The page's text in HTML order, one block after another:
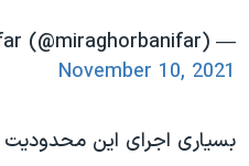
— Mira Ghorbanifar (@miraghorbanifar)
November 10, 2021
بسیاری اجرای این محدودیت